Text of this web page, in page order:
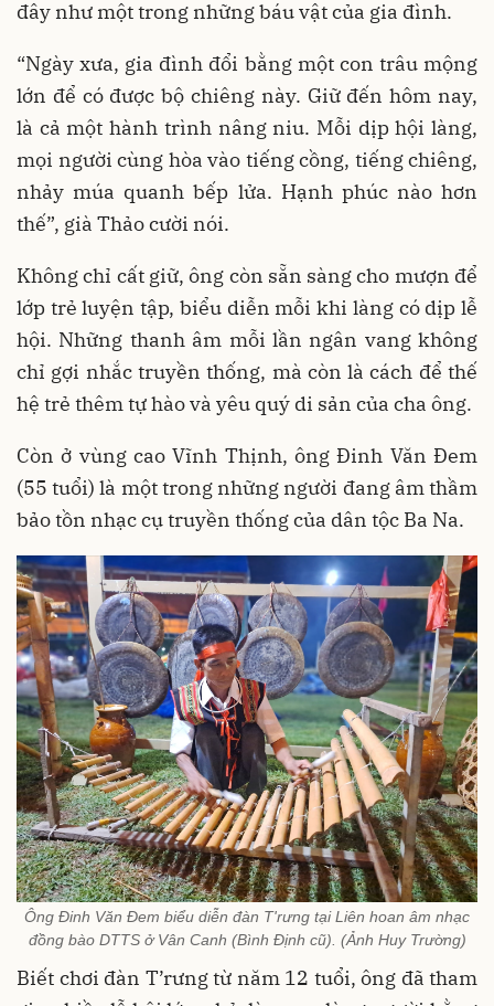
đây như một trong những báu vật của gia đình.
“Ngày xưa, gia đình đổi bằng một con trâu mộng
lớn để có được bộ chiêng này. Giữ đến hôm nay,
là cả một hành trình nâng niu. Mỗi dịp hội làng,
mọi người cùng hòa vào tiếng cồng, tiếng chiêng,
nhảy múa quanh bếp lửa. Hạnh phúc nào hơn
thế”, già Thảo cười nói.
Không chỉ cất giữ, ông còn sẵn sàng cho mượn để
lớp trẻ luyện tập, biểu diễn mỗi khi làng có dịp lễ
hội. Những thanh âm mỗi lần ngân vang không
chỉ gợi nhắc truyền thống, mà còn là cách để thế
hệ trẻ thêm tự hào và yêu quý di sản của cha ông.
Còn ở vùng cao Vĩnh Thịnh, ông Đinh Văn Đem
(55 tuổi) là một trong những người đang âm thầm
bảo tồn nhạc cụ truyền thống của dân tộc Ba Na.
Ông Đinh Văn Đem biểu diễn đàn T'rưng tại Liên hoan âm nhạc
đồng bào DTTS ở Vân Canh (Bình Định cũ). (Ảnh Huy Trường)
Biết chơi đàn T’rưng từ năm 12 tuổi, ông đã tham